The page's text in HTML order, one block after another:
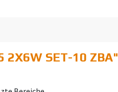
2X6W SET-10 ZBA"